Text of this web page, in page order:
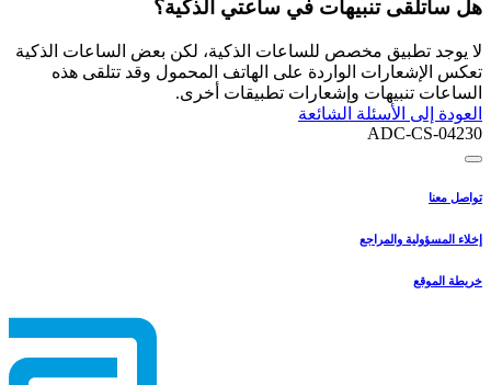
هل سأتلقى تنبيهات في ساعتي الذكية؟
لا يوجد تطبيق مخصص للساعات الذكية، لكن بعض الساعات الذكية
تعكس الإشعارات الواردة على الهاتف المحمول وقد تتلقى هذه
الساعات تنبيهات وإشعارات تطبيقات أخرى.
العودة إلى الأسئلة الشائعة
ADC-CS-04230
تواصل معنا
إخلاء المسؤولية والمراجع
خريطة الموقع